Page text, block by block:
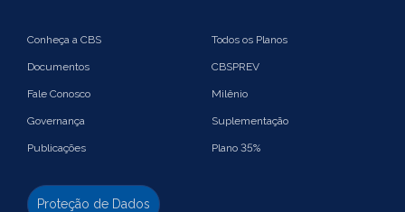
Conheça a CBS
Documentos
Fale Conosco
Governança
Publicações
Proteção de Dados
Todos os Planos
CBSPREV
Milênio
Suplementação
Plano 35%